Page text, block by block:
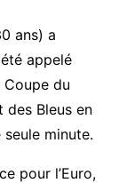
ans) a
appelé
du
des Bleus en
minute.
pour l’Euro,